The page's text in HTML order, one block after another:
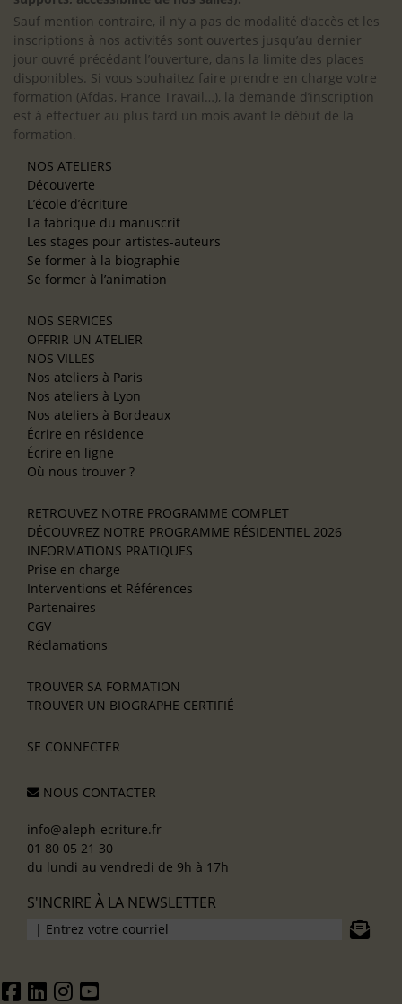
Sauf mention contraire, il n’y a pas de modalité d’accès et les
inscriptions à nos activités sont ouvertes jusqu’au dernier
jour ouvré précédant l’ouverture, dans la limite des places
disponibles. Si vous souhaitez faire prendre en charge votre
formation (Afdas, France Travail…), la demande d’inscription
est à effectuer au plus tard un mois avant le début de la
formation.
NOS ATELIERS
Découverte
L’école d’écriture
La fabrique du manuscrit
Les stages pour artistes-auteurs
Se former à la biographie
Se former à l’animation
NOS SERVICES
OFFRIR UN ATELIER
NOS VILLES
Nos ateliers à Paris
Nos ateliers à Lyon
Nos ateliers à Bordeaux
Écrire en résidence
Écrire en ligne
Où nous trouver ?
RETROUVEZ NOTRE PROGRAMME COMPLET
DÉCOUVREZ NOTRE PROGRAMME RÉSIDENTIEL 2026
INFORMATIONS PRATIQUES
Prise en charge
Interventions et Références
Partenaires
CGV
Réclamations
TROUVER SA FORMATION
TROUVER UN BIOGRAPHE CERTIFIÉ
SE CONNECTER
NOUS CONTACTER
info@aleph-ecriture.fr
01 80 05 21 30
du lundi au vendredi de 9h à 17h
S'INCRIRE À LA NEWSLETTER